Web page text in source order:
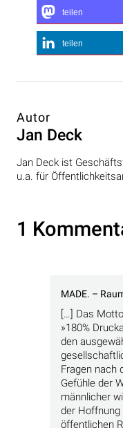
teilen
teilen
Autor
Jan Deck
Jan Deck ist
u.a. für
1
MADE. –
[…] Das
»180%
den
Fragen nach
Gefühle der
männlicher
der Hoffnung
öffentlichen